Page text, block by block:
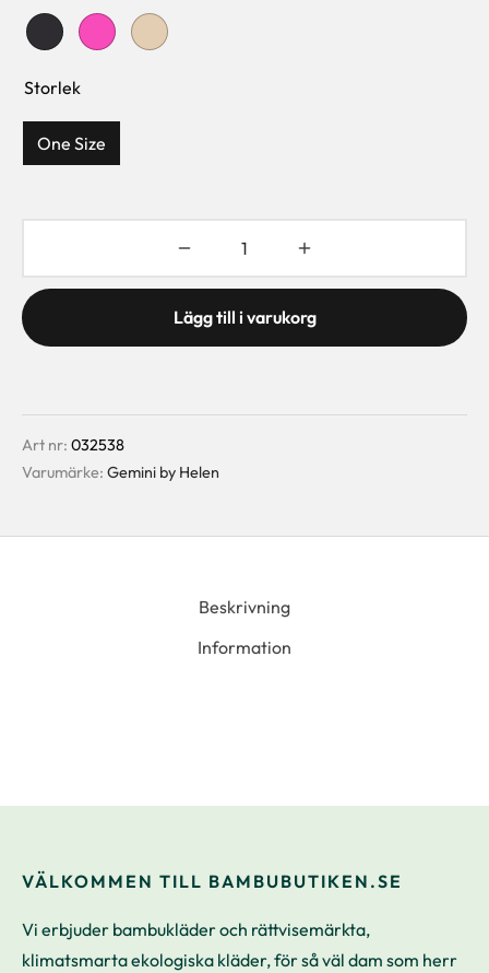
Storlek
One Size
Lägg till i varukorg
Art nr: 032538
Varumärke: Gemini by Helen
Beskrivning
Information
VÄLKOMMEN TILL BAMBUBUTIKEN.SE
Vi erbjuder bambukläder och rättvisemärkta,
klimatsmarta ekologiska kläder, för så väl dam som herr